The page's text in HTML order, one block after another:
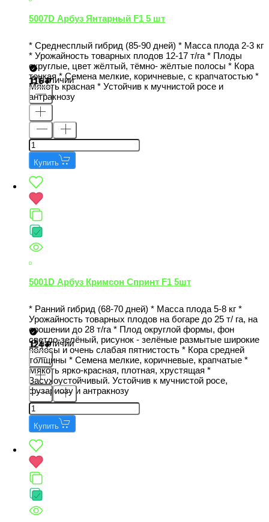
5007D Арбуз Янтарный F1 5 шт
* Среднесплый гибрид (85-90 дней) * Масса плода 2-3 кг
* Урожайность товарных плодов 12-17 т/га * Плоды
округлые, цвет жёлтый, тёмно- жёлтые полосы * Кора
тонкая * Семена мелкие, коричневые, с крапчатостью *
Мякоть красная * Устойчив к мучнистой росе и
антракнозу
В наличии
116
Купить
5001D Арбуз Кримсон Спринт F1 5шт
* Ранний гибрид (68-70 дней) * Масса плода 5-8 кг *
Урожайность товарных плодов на богаре до 25 т/ га, на
орошении до 28 т/га * Плод округлой формы, фон
светло-зелёный, рисунок - зелёные размытые широкие
полосы и очень слабая пятнистость * Кора средней
толщины * Семена мелкие, коричневые, крапчатые *
Мякоть ярко-красная, плотная, хрустящая *
Засухоустойчивый. Устойчив к мучнистой росе,
фузариозу и антракнозу
В наличии
124
Купить